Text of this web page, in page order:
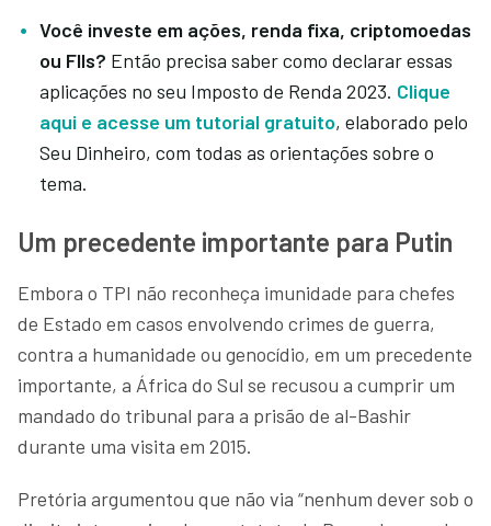
Você investe em ações, renda fixa, criptomoedas
ou FIIs? Então precisa saber como declarar essas
aplicações no seu Imposto de Renda 2023. Clique
aqui e acesse um tutorial gratuito, elaborado pelo
Seu Dinheiro, com todas as orientações sobre o
tema.
Um precedente importante para Putin
Embora o TPI não reconheça imunidade para chefes
de Estado em casos envolvendo crimes de guerra,
contra a humanidade ou genocídio, em um precedente
importante, a África do Sul se recusou a cumprir um
mandado do tribunal para a prisão de al-Bashir
durante uma visita em 2015.
Pretória argumentou que não via “nenhum dever sob o